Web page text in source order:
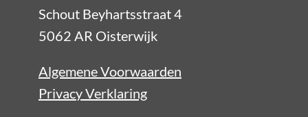
Schout Beyhartsstraat 4
5062 AR Oisterwijk
Algemene Voorwaarden
Privacy Verklaring